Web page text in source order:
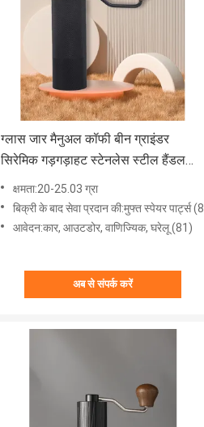
ग्लास जार मैनुअल कॉफी बीन ग्राइंडर
सिरेमिक गड़गड़ाहट स्टेनलेस स्टील हैंडल
कॉफी ग्राइंडर
क्षमता:20-25.03 ग्रा
बिक्री के बाद सेवा प्रदान की:मुफ्त स्पेयर पार्ट्स (81)
आवेदन:कार, ​​आउटडोर, वाणिज्यिक, घरेलू (81)
अब से संपर्क करें